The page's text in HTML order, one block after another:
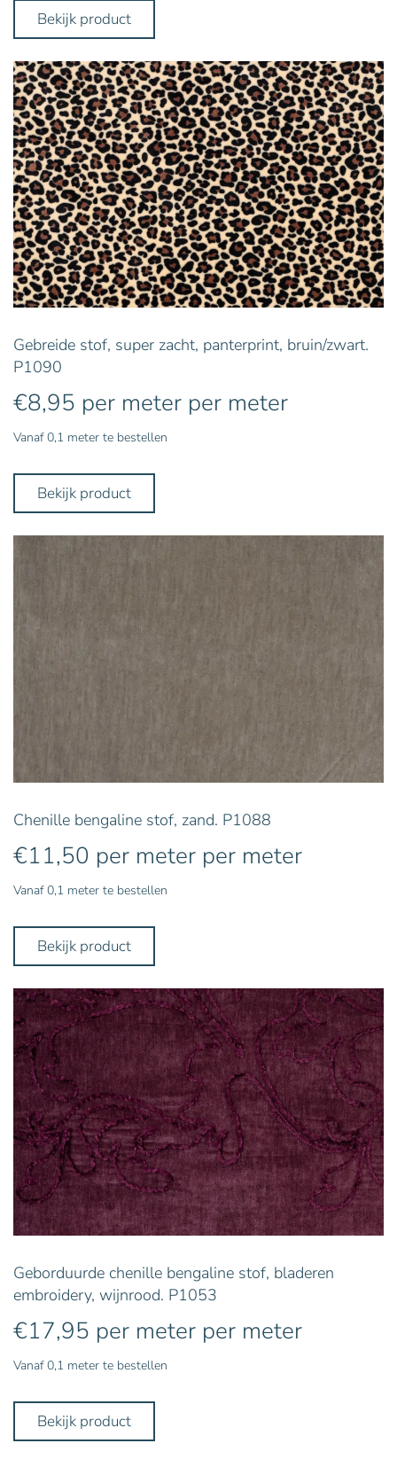
Bekijk product
Gebreide stof, super zacht, panterprint, bruin/zwart.
P1090
€8,95 per meter per meter
Vanaf 0,1 meter te bestellen
Bekijk product
Chenille bengaline stof, zand. P1088
€11,50 per meter per meter
Vanaf 0,1 meter te bestellen
Bekijk product
Geborduurde chenille bengaline stof, bladeren
embroidery, wijnrood. P1053
€17,95 per meter per meter
Vanaf 0,1 meter te bestellen
Bekijk product